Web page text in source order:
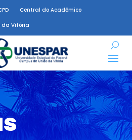
Central do Acadêmico
da Vitória